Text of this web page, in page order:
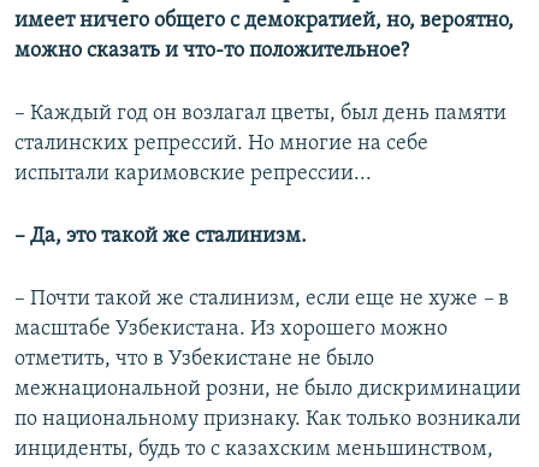
имеет ничего общего с демократией, но, вероятно,
можно сказать и что-то положительное?
– Каждый год он возлагал цветы, был день памяти
сталинских репрессий. Но многие на себе
испытали каримовские репрессии...
– Да, это такой же сталинизм.
– Почти такой же сталинизм, если еще не хуже – в
масштабе Узбекистана. Из хорошего можно
отметить, что в Узбекистане не было
межнациональной розни, не было дискриминации
по национальному признаку. Как только возникали
инциденты, будь то с казахским меньшинством,